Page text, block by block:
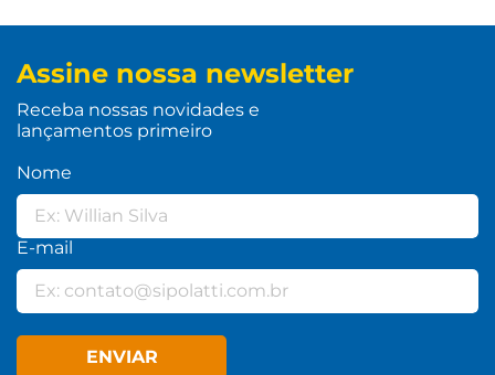
Assine nossa newsletter
Receba nossas novidades e
lançamentos primeiro
Nome
E-mail
ENVIAR